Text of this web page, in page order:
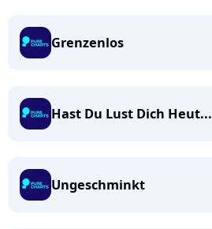
Grenzenlos
Hast Du Lust Dich Heut...
Ungeschminkt